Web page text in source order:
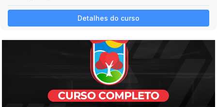
Detalhes do curso